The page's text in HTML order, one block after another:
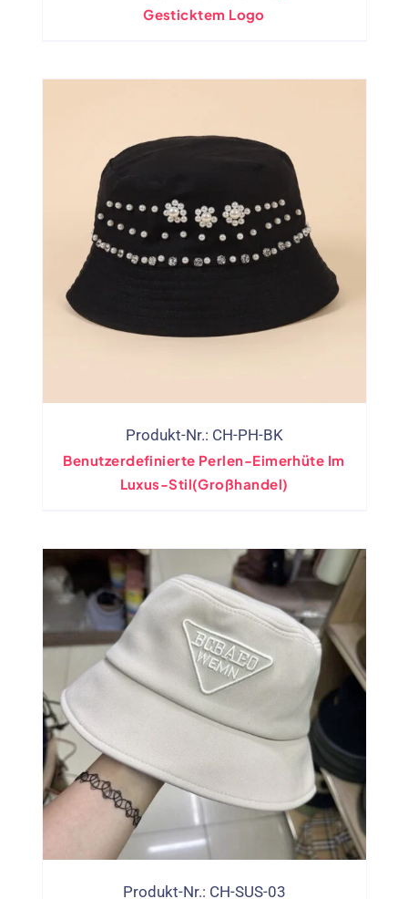
Gesticktem Logo
Produkt-Nr.: CH-PH-BK
Benutzerdefinierte Perlen-Eimerhüte Im
Luxus-Stil(Großhandel)
Produkt-Nr.: CH-SUS-03